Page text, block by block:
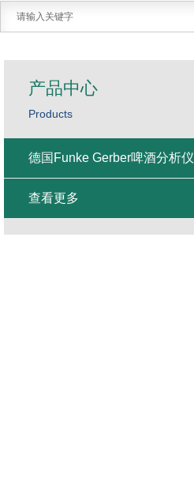
产品中心
Products
德国Funke Gerber啤酒分析仪
查看更多